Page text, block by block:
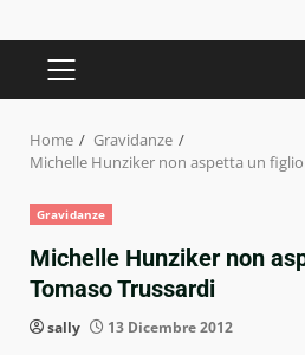
PRIMARY
Home
Gravidanze
Michelle Hunziker non aspetta un
Gravidanze
Michelle Hunziker non
Tomaso Trussardi
sally 13 Dicembre 2012